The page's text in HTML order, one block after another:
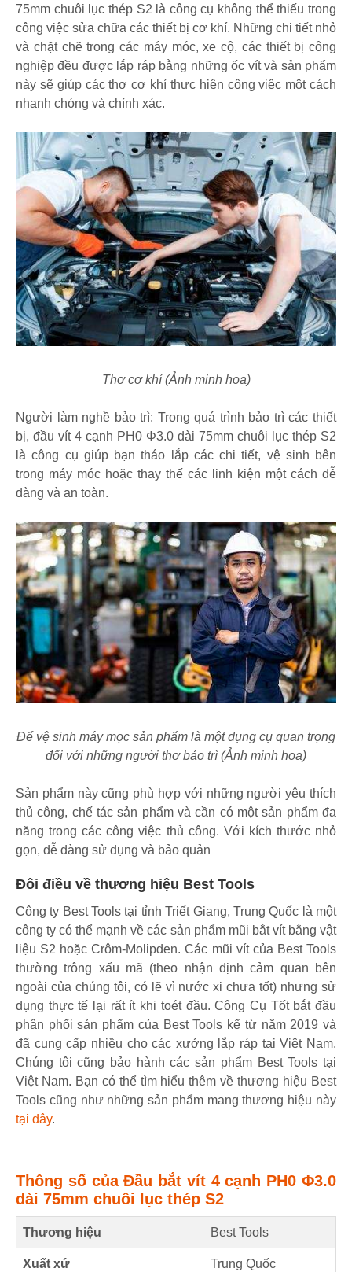
75mm chuôi lục thép S2 là công cụ không thể thiếu trong
công việc sửa chữa các thiết bị cơ khí. Những chi tiết nhỏ
và chặt chẽ trong các máy móc, xe cộ, các thiết bị công
nghiệp đều được lắp ráp bằng những ốc vít và sản phẩm
này sẽ giúp các thợ cơ khí thực hiện công việc một cách
nhanh chóng và chính xác.
Thợ cơ khí (Ảnh minh họa)
Người làm nghề bảo trì: Trong quá trình bảo trì các thiết
bị, đầu vít 4 cạnh PH0 Φ3.0 dài 75mm chuôi lục thép S2
là công cụ giúp bạn tháo lắp các chi tiết, vệ sinh bên
trong máy móc hoặc thay thế các linh kiện một cách dễ
dàng và an toàn.
Để vệ sinh máy mọc sản phẩm là một dụng cụ quan trọng
đối với những người thợ bảo trì (Ảnh minh họa)
Sản phẩm này cũng phù hợp với những người yêu thích
thủ công, chế tác sản phẩm và cần có một sản phẩm đa
năng trong các công việc thủ công. Với kích thước nhỏ
gọn, dễ dàng sử dụng và bảo quản
Đôi điều về thương hiệu Best Tools
Công ty Best Tools tại tỉnh Triết Giang, Trung Quốc là một
công ty có thể mạnh về các sản phẩm mũi bắt vít bằng vật
liệu S2 hoặc Crôm-Molipden. Các mũi vít của Best Tools
thường trông xấu mã (theo nhận định cảm quan bên
ngoài của chúng tôi, có lẽ vì nước xi chưa tốt) nhưng sử
dụng thực tế lại rất ít khi toét đầu. Công Cụ Tốt bắt đầu
phân phối sản phẩm của Best Tools kể từ năm 2019 và
đã cung cấp nhiều cho các xưởng lắp ráp tại Việt Nam.
Chúng tôi cũng bảo hành các sản phẩm Best Tools tại
Việt Nam. Bạn có thể tìm hiểu thêm về thương hiệu Best
Tools cũng như những sản phẩm mang thương hiệu này
tại đây.
Thông số của Đầu bắt vít 4 cạnh PH0 Φ3.0
dài 75mm chuôi lục thép S2
Thương hiệu Best Tools
Xuất xứ Trung Quốc